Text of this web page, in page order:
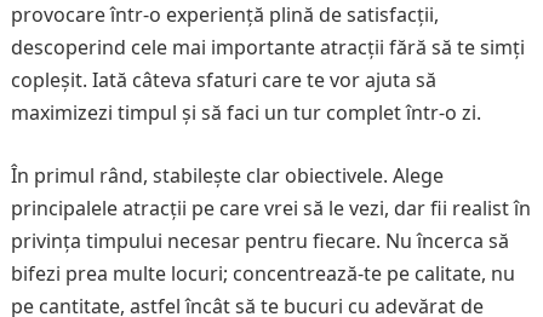
provocare într-o experiență plină de satisfacții,
descoperind cele mai importante atracții fără să te simți
copleșit. Iată câteva sfaturi care te vor ajuta să
maximizezi timpul și să faci un tur complet într-o zi.
În primul rând, stabilește clar obiectivele. Alege
principalele atracții pe care vrei să le vezi, dar fii realist în
privința timpului necesar pentru fiecare. Nu încerca să
bifezi prea multe locuri; concentrează-te pe calitate, nu
pe cantitate, astfel încât să te bucuri cu adevărat de